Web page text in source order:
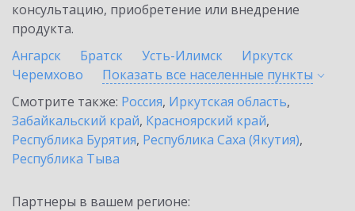
консультацию, приобретение или внедрение
продукта.
Ангарск
Братск Усть-Илимск
Иркутск
Черемхово
Показать все населенные пункты
Смотрите также: Россия, Иркутская область,
Забайкальский край, Красноярский край,
Республика Бурятия, Республика Саха (Якутия),
Республика Тыва
Партнеры в вашем регионе: